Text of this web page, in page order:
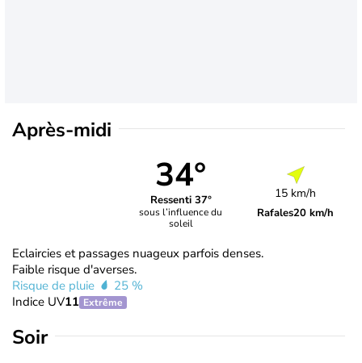
Après-midi
34°
Ressenti 37°
sous l’influence du
soleil
15 km/h
Rafales20 km/h
Eclaircies et passages nuageux parfois denses.
Faible risque d'averses.
Risque de pluie
25 %
Indice UV11 Extrême
Soir